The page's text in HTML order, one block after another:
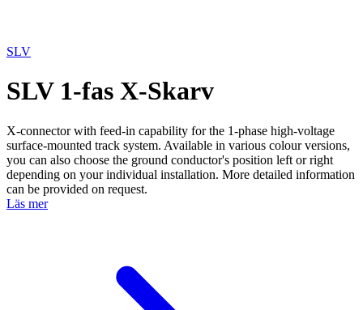
SLV
SLV 1-fas X-Skarv
X-connector with feed-in capability for the 1-phase high-voltage
surface-mounted track system. Available in various colour versions,
you can also choose the ground conductor's position left or right
depending on your individual installation. More detailed information
can be provided on request.
Läs mer